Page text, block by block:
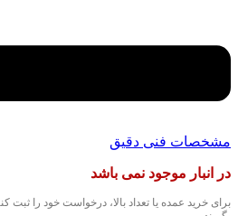
مشخصات فنی دقیق
در انبار موجود نمی باشد
برای خرید عمده یا تعداد بالا، درخواست خود را ثبت